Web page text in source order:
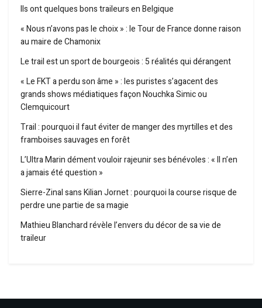
Ils ont quelques bons traileurs en Belgique
« Nous n’avons pas le choix » : le Tour de France donne raison
au maire de Chamonix
Le trail est un sport de bourgeois : 5 réalités qui dérangent
« Le FKT a perdu son âme » : les puristes s’agacent des
grands shows médiatiques façon Nouchka Simic ou
Clemquicourt
Trail : pourquoi il faut éviter de manger des myrtilles et des
framboises sauvages en forêt
L’Ultra Marin dément vouloir rajeunir ses bénévoles : « Il n’en
a jamais été question »
Sierre-Zinal sans Kilian Jornet : pourquoi la course risque de
perdre une partie de sa magie
Mathieu Blanchard révèle l’envers du décor de sa vie de
traileur